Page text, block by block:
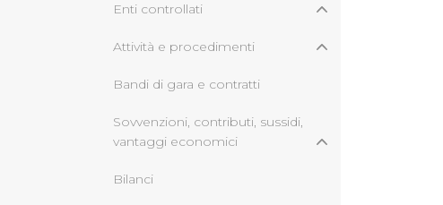
Enti controllati
Attività e procedimenti
Bandi di gara e contratti
Sovvenzioni, contributi, sussidi,
vantaggi economici
Bilanci